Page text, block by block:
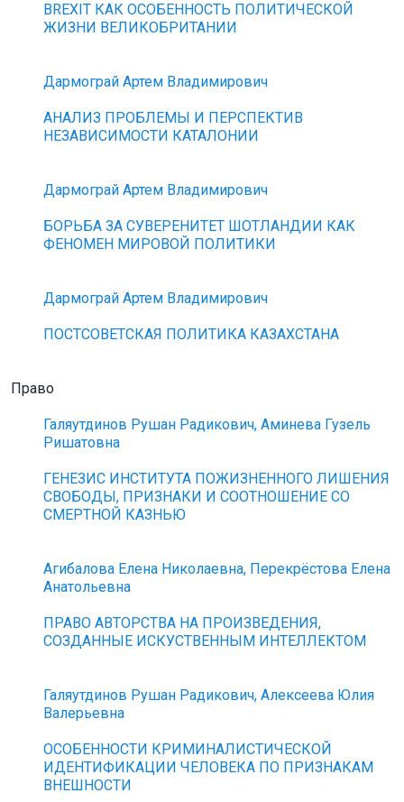
BREXIT КАК ОСОБЕННОСТЬ ПОЛИТИЧЕСКОЙ
ЖИЗНИ ВЕЛИКОБРИТАНИИ
Дармограй Артем Владимирович
АНАЛИЗ ПРОБЛЕМЫ И ПЕРСПЕКТИВ
НЕЗАВИСИМОСТИ КАТАЛОНИИ
Дармограй Артем Владимирович
БОРЬБА ЗА СУВЕРЕНИТЕТ ШОТЛАНДИИ КАК
ФЕНОМЕН МИРОВОЙ ПОЛИТИКИ
Дармограй Артем Владимирович
ПОСТСОВЕТСКАЯ ПОЛИТИКА КАЗАХСТАНА
Право
Галяутдинов Рушан Радикович, Аминева Гузель
Ришатовна
ГЕНЕЗИС ИНСТИТУТА ПОЖИЗНЕННОГО ЛИШЕНИЯ
СВОБОДЫ, ПРИЗНАКИ И СООТНОШЕНИЕ СО
СМЕРТНОЙ КАЗНЬЮ
Агибалова Елена Николаевна, Перекрёстова Елена
Анатольевна
ПРАВО АВТОРСТВА НА ПРОИЗВЕДЕНИЯ,
СОЗДАННЫЕ ИСКУСТВЕННЫМ ИНТЕЛЛЕКТОМ
Галяутдинов Рушан Радикович, Алексеева Юлия
Валерьевна
ОСОБЕННОСТИ КРИМИНАЛИСТИЧЕСКОЙ
ИДЕНТИФИКАЦИИ ЧЕЛОВЕКА ПО ПРИЗНАКАМ
ВНЕШНОСТИ